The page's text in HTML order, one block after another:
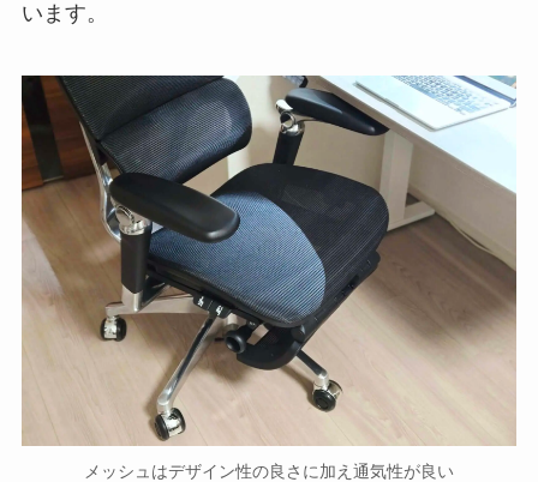
います。
メッシュはデザイン性の良さに加え通気性が良い